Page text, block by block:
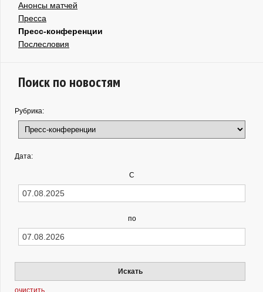
Анонсы матчей
Пресса
Пресс-конференции
Послесловия
Поиск по новостям
Рубрика:
Дата:
С
по
Искать
очистить